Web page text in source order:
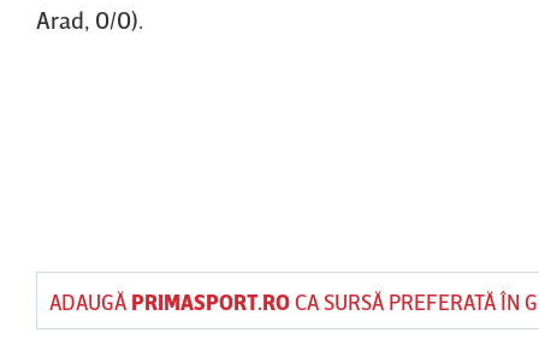
Arad, 0/0).
ADAUGĂ PRIMASPORT.ROCA SURSĂ PREFERATĂ ÎN